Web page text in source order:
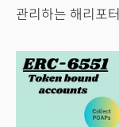
관리하는 해리포